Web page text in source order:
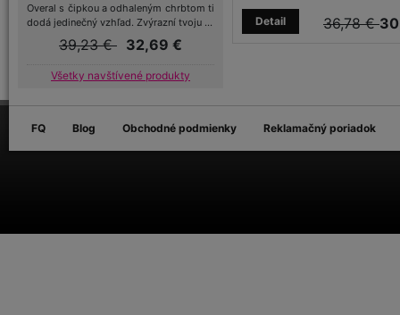
Overal s čipkou a odhaleným chrbtom ti
dodá jedinečný vzhľad. Zvýrazní tvoju ...
39,23 € 32,69 €
Všetky navštívené produkty
36,78 €
Detail
FQ Blog Obchodné podmienky Reklamačný poriadok